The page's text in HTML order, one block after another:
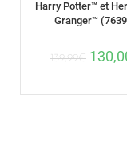
Harry Potter™ et
Granger™
139,99€